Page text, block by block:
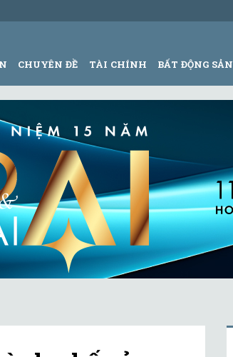
CHUYÊN ĐỀ TÀI CHÍNH BẤT ĐỘNG SẢN